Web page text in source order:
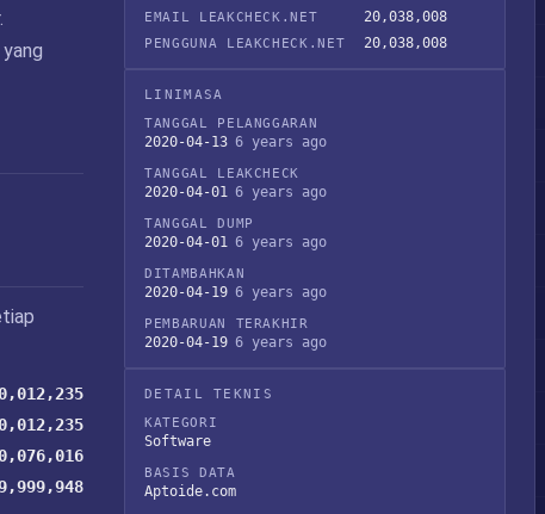
EMAIL LEAKCHECK.NET 20,038,008
PENGGUNA LEAKCHECK.NET 20,038,008
LINIMASA
TANGGAL PELANGGARAN
2020-04-13 6 years ago
TANGGAL LEAKCHECK
2020-04-01 6 years ago
TANGGAL DUMP
2020-04-01 6 years ago
DITAMBAHKAN
2020-04-19 6 years ago
PEMBARUAN TERAKHIR
2020-04-19 6 years ago
DETAIL TEKNIS
KATEGORI
Software
BASIS DATA
Aptoide.com